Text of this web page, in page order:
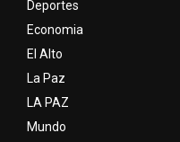
Deportes
Economia
El Alto
La Paz
LA PAZ
Mundo